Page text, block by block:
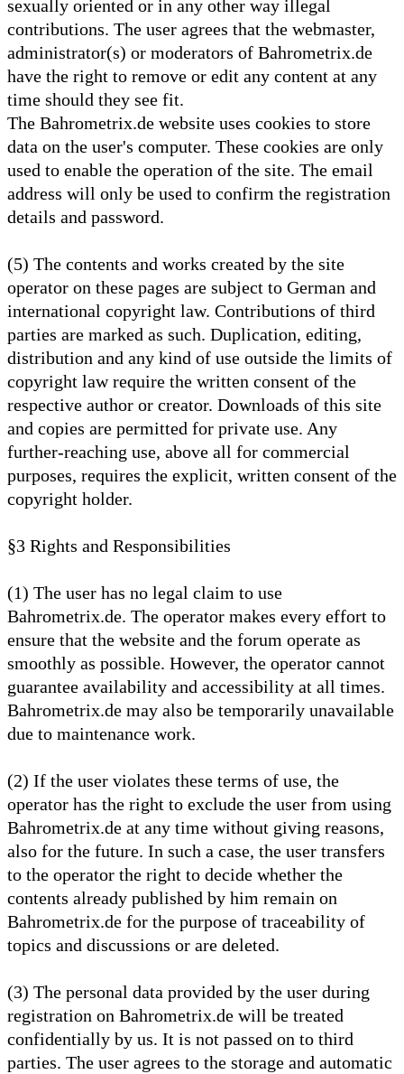
sexually oriented or in any other way illegal
contributions. The user agrees that the webmaster,
administrator(s) or moderators of Bahrometrix.de
have the right to remove or edit any content at any
time should they see fit.
The Bahrometrix.de website uses cookies to store
data on the user's computer. These cookies are only
used to enable the operation of the site. The email
address will only be used to confirm the registration
details and password.
(5) The contents and works created by the site
operator on these pages are subject to German and
international copyright law. Contributions of third
parties are marked as such. Duplication, editing,
distribution and any kind of use outside the limits of
copyright law require the written consent of the
respective author or creator. Downloads of this site
and copies are permitted for private use. Any
further-reaching use, above all for commercial
purposes, requires the explicit, written consent of the
copyright holder.
§3 Rights and Responsibilities
(1) The user has no legal claim to use
Bahrometrix.de. The operator makes every effort to
ensure that the website and the forum operate as
smoothly as possible. However, the operator cannot
guarantee availability and accessibility at all times.
Bahrometrix.de may also be temporarily unavailable
due to maintenance work.
(2) If the user violates these terms of use, the
operator has the right to exclude the user from using
Bahrometrix.de at any time without giving reasons,
also for the future. In such a case, the user transfers
to the operator the right to decide whether the
contents already published by him remain on
Bahrometrix.de for the purpose of traceability of
topics and discussions or are deleted.
(3) The personal data provided by the user during
registration on Bahrometrix.de will be treated
confidentially by us. It is not passed on to third
parties. The user agrees to the storage and automatic